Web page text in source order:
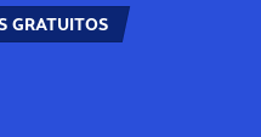
GRATUITOS